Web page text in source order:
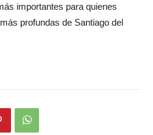
importantes para quienes
profundas de Santiago del